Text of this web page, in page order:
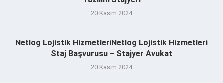
20 Kasım 2024
Netlog Lojistik HizmetleriNetlog Lojistik Hizmetleri
Staj Başvurusu – Stajyer Avukat
20 Kasım 2024